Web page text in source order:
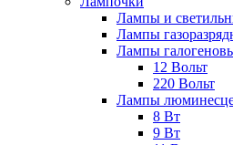
Лампы и
Лампы
Лампы
12 Вольт
220 Вольт
Лампы
8 Вт
9 Вт